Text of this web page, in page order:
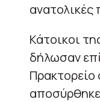
ανατολικές
Κάτοικοι
δήλωσαν
Πρακτορείο